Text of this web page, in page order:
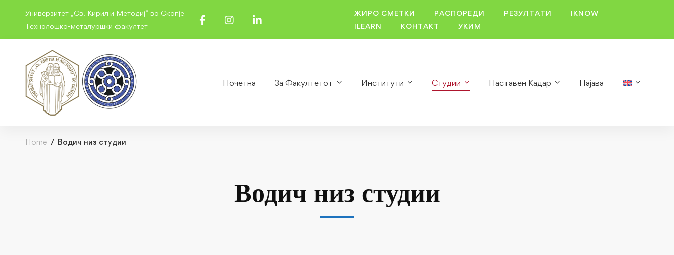
Универзитет „Св. Кирил и Методиј“ во Скопје
Технолошко-металуршки факултет
ЖИРО СМЕТКИ РАСПОРЕДИ РЕЗУЛТАТИ
IKNOW
ILEARN
КОНТАКТ УКИМ
Почетна За Факултетот Институти Студии Наставен Кадар Најава
Home Водич низ студии
Водич низ студии